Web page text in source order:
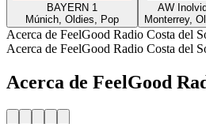
BAYERN 1
Múnich, Oldies, Pop
AW
Monterrey,
Acerca de FeelGood Radio Costa del
Acerca de FeelGood Radio Costa del
Acerca de FeelGood